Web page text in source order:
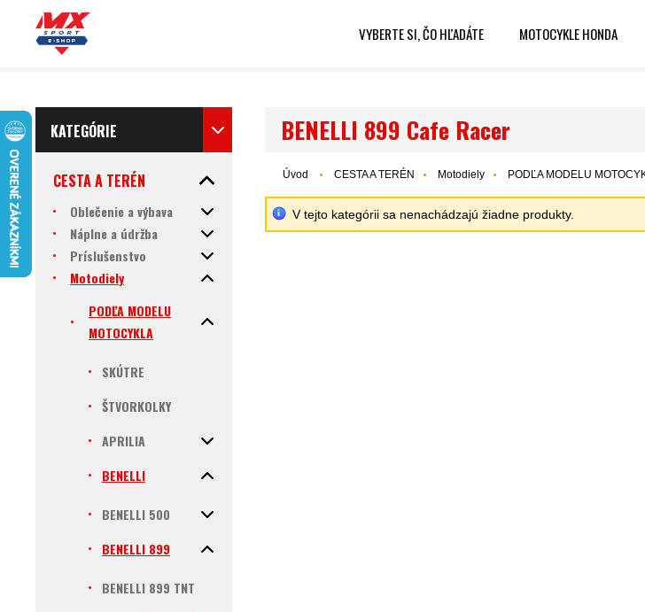
VYBERTE SI, ČO HĽADÁTE MOTOCYKLE HONDA
KATEGÓRIE
CESTA A TERÉN
Oblečenie a výbava
Náplne a údržba
Príslušenstvo
Motodiely
PODĽA MODELU
MOTOCYKLA
SKÚTRE
ŠTVORKOLKY
APRILIA
BENELLI
BENELLI 500
BENELLI 899
BENELLI 899 TNT
BENELLI 899 Cafe Racer
Úvod CESTA A TERÉN Motodiely PODĽA MODELU
V tejto kategórii sa nenachádzajú žiadne produkty.